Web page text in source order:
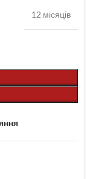
12 місяців